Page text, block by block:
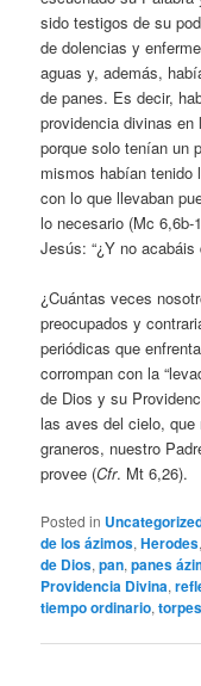
sido testigos de su
de dolencias y
aguas y, además,
de panes. Es decir,
providencia divinas en
porque solo tenían un
mismos habían tenido
con lo que llevaban
lo necesario (Mc 6,6b-
Jesús: “¿Y no acabáis
¿Cuántas veces
preocupados y
periódicas que
corrompan con la
de Dios y su
las aves del cielo,
graneros, nuestro
provee (Cfr. Mt 6,26).
Posted in
de los ázimos,Herodes
de Dios,pan,panes
Providencia Divina,
tiempo ordinario,torpes